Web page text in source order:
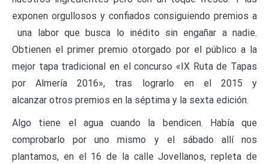
exponen orgullosos y confiados consiguiendo premios a
una labor que busca lo inédito sin engañar a nadie.
Obtienen el primer premio otorgado por el público a la
mejor tapa tradicional en el concurso «IX Ruta de Tapas
por Almería 2016», tras lograrlo en el 2015 y
alcanzar otros premios en la séptima y la sexta edición.
Algo tiene el agua cuando la bendicen. Había que
comprobarlo por uno mismo y el sábado allí nos
plantamos, en el 16 de la calle Jovellanos, repleta de